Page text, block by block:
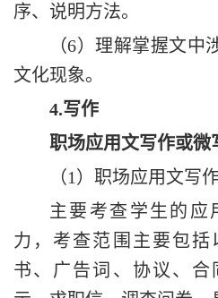
序、说明方法。
（6）理解掌握文中
文化现象。
4.写作
职场应用文写作或微
（1）职场应用文写
主要考查学生的应
力， 考查范围主要包括
书、广告词、协议 、 合